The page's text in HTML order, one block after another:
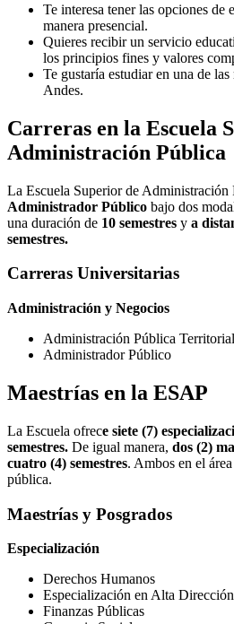
Te interesa tener las opciones de
manera presencial.
Quieres recibir un servicio
los principios fines y valores
Te gustaría estudiar en una de
Andes.
Carreras en la Escuela
Administración Pública
La Escuela Superior de Administración
Administrador Público bajo dos
una duración de 10 semestres y a
semestres.
Carreras Universitarias
Administración y Negocios
Administración Pública Territorial
Administrador Público
Maestrías en la ESAP
La Escuela ofrece siete (7)
semestres. De igual manera, dos (2)
cuatro (4) semestres. Ambos en el
pública.
Maestrías y Posgrados
Especialización
Derechos Humanos
Especialización en Alta
Finanzas Públicas